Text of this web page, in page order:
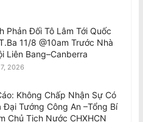
Phản Đối Tô Lâm Tới Quốc
11/8 @10am Trước Nhà
Liên Bang–Canberra
2026
Không Chấp Nhận Sự Có
Đại Tướng Công An –Tổng Bí
Chủ Tịch Nước CHXHCN